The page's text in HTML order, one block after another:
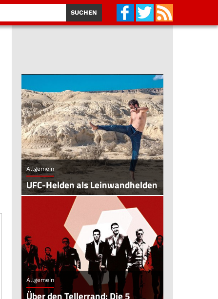
Allgemein
UFC-Helden als Leinwandhelden
Allgemein
Über den Tellerrand: Die 5